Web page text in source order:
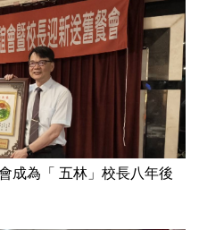
成為「 五林」校長八年後